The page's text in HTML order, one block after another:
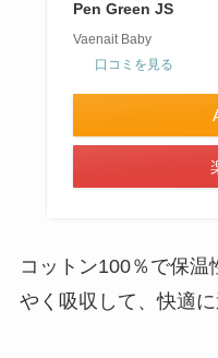
Pen Green JS
Vaenait Baby
口コミを見る
コットン100％で保
やく吸収して、快適